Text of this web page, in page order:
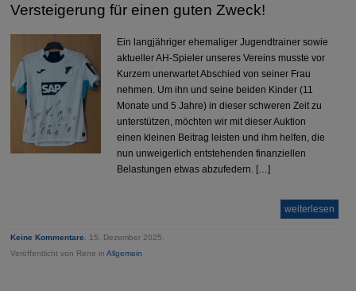
Versteigerung für einen guten Zweck!
Ein langjähriger ehemaliger Jugendtrainer sowie
aktueller AH-Spieler unseres Vereins musste vor
Kurzem unerwartet Abschied von seiner Frau
nehmen. Um ihn und seine beiden Kinder (11
Monate und 5 Jahre) in dieser schweren Zeit zu
unterstützen, möchten wir mit dieser Auktion
einen kleinen Beitrag leisten und ihm helfen, die
nun unweigerlich entstehenden finanziellen
Belastungen etwas abzufedern. […]
weiterlesen
Keine Kommentare, 15. Dezember 2025,
Veröffentlicht von Rene inAllgemein